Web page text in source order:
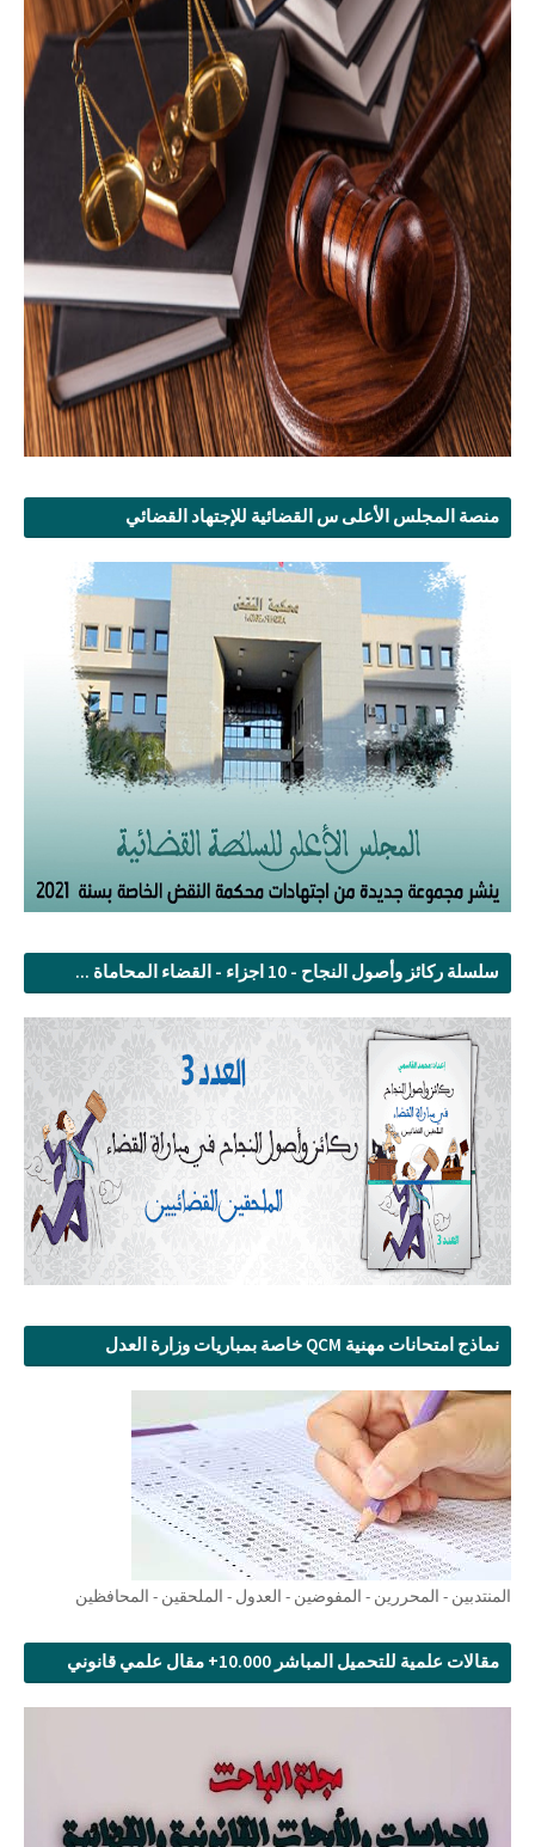
منصة المجلس الأعلى س القضائية للإجتهاد القضائي
سلسلة ركائز وأصول النجاح - 10 اجزاء - القضاء المحاماة ...
نماذج امتحانات مهنية QCM خاصة بمباريات وزارة العدل
المنتدبين - المحررين - المفوضين - العدول - الملحقين - المحافظين
مقالات علمية للتحميل المباشر 10.000+ مقال علمي قانوني